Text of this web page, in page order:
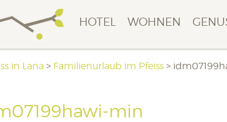
HOTEL WOHNEN
in Lana > Familienurlaub im Pfeiss >
min